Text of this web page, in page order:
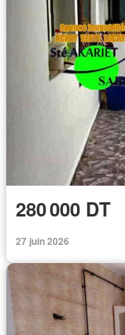
280 000 DT
27 juin 2026